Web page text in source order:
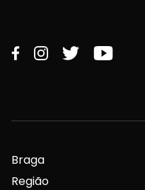
Braga
Região